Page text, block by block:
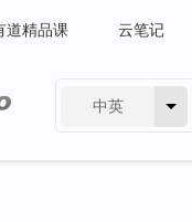
道精品课 云笔记
中英